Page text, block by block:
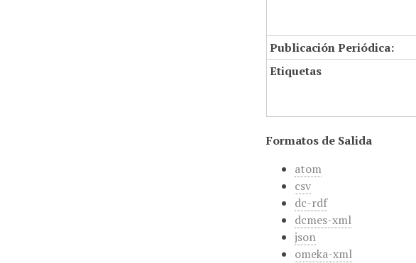
Publicación Periódica:
Etiquetas
Formatos de Salida
atom
csv
dc-rdf
dcmes-xml
json
omeka-xml